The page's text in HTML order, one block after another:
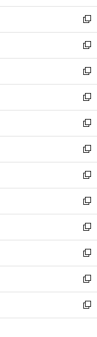
開
く
ウ
で
開
く
ン
ド
ウ
で
開
く
新
し
い
ウ
ィ
ン
ド
ウ
で
開
く
新
し
い
ウ
ィ
ン
ド
ウ
で
開
く
新
し
い
ウ
ィ
ン
ド
ウ
で
開
く
新
し
い
ウ
ィ
ン
ド
ウ
で
開
く
新
し
い
ウ
ィ
ン
ド
ウ
で
開
く
新
し
い
ウ
ィ
ン
ド
ウ
で
開
く
新
し
い
ウ
ィ
ン
ド
ウ
で
開
く
新
し
い
ウ
ィ
ン
ド
ウ
で
開
新
し
い
ウ
ィ
ン
ド
ウ
新
し
い
ウ
ィ
ン
新
し
い
ウ
新
し